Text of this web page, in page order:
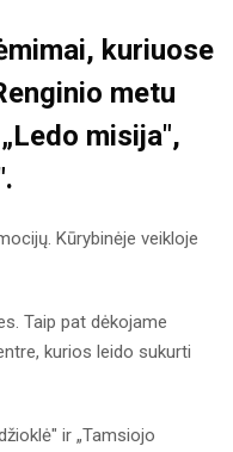
kuriuose
metu
misija",
Kūrybinėje veikloje
Taip pat dėkojame
kurios leido sukurti
ir „Tamsiojo